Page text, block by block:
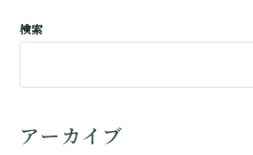
検索
アーカイブ